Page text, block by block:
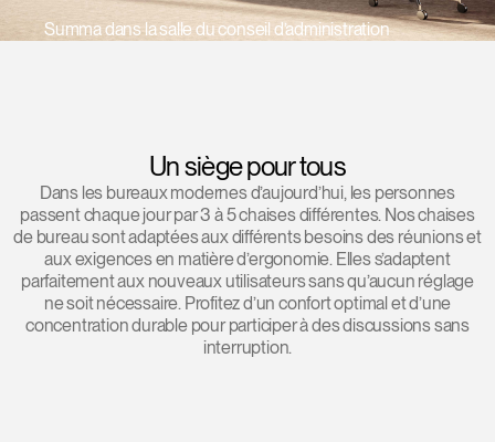
Opens
OpensOpens
Opens
Opens
Opens
Opens
Summa dans la salle du conseil d’administration
Un siège pour tous
Dans les bureaux modernes d’aujourd’hui, les personnes
passent chaque jour par 3 à 5 chaises différentes. Nos chaises
de bureau sont adaptées aux différents besoins des réunions et
aux exigences en matière d’ergonomie. Elles s’adaptent
parfaitement aux nouveaux utilisateurs sans qu’aucun réglage
ne soit nécessaire. Profitez d’un confort optimal et d’une
concentration durable pour participer à des discussions sans
interruption.